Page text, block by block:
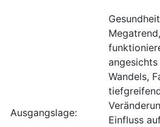
Ausgangslage:
Wandels,
Einfluss